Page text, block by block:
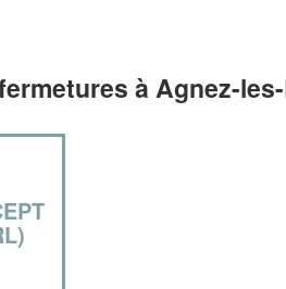
à Agnez-